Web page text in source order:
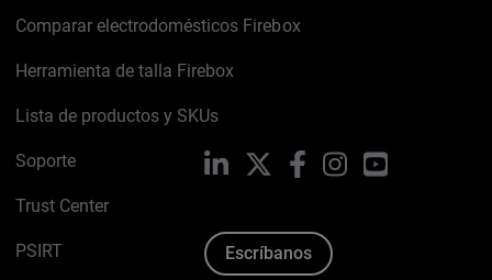
Comparar electrodomésticos Firebox
Herramienta de talla Firebox
Lista de productos y SKUs
Soporte
Trust Center
PSIRT
LinkedIn FacebookInstagramYouTube
Escríbanos